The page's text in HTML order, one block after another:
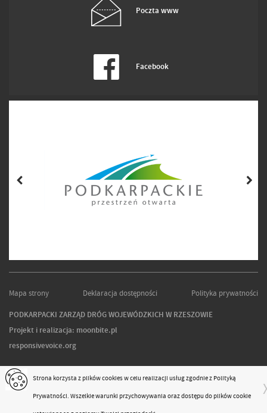
Poczta www
Facebook
Mapa strony Deklaracja dostępności Polityka prywatności
PODKARPACKI ZARZĄD DRÓG WOJEWÓDZKICH W RZESZOWIE
Projekt i realizacja: moonbite.pl
responsivevoice.org
Strona korzysta z plikówcookiesw celu realizacji usług zgodnie z Polityką
Prywatności. Wszelkie warunki przychowywania oraz dostępu do plików cookie